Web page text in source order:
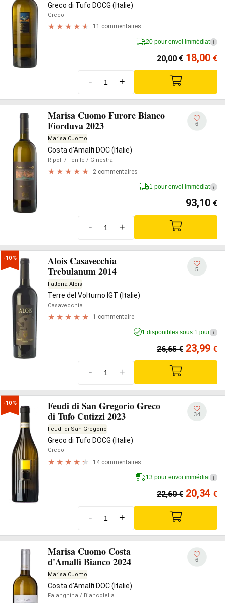
Greco di Tufo DOCG (Italie)
Greco
11 commentaires
20 pour envoi immédiat i
20,00€ 18,00 €
- +
Marisa Cuomo Furore Bianco
Fiorduva 2023
Marisa Cuomo
Costa d'Amalfi DOC (Italie)
Ripoli / Fenile / Ginestra
2 commentaires
6
1 pour envoi immédiat i
93,10 €
- +
-10%
Alois Casavecchia
Trebulanum 2014
Fattoria Alois
Terre del Volturno IGT (Italie)
Casavecchia
1 commentaire
5
1 disponibles sous 1 jour i
26,65€ 23,99 €
- +
-10%
Feudi di San Gregorio Greco
di Tufo Cutizzi 2023
Feudi di San Gregorio
Greco di Tufo DOCG (Italie)
Greco
14 commentaires
34
13 pour envoi immédiat i
22,60€ 20,34 €
- +
Marisa Cuomo Costa
d'Amalfi Bianco 2024
Marisa Cuomo
Costa d'Amalfi DOC (Italie)
Falanghina / Biancolella
6